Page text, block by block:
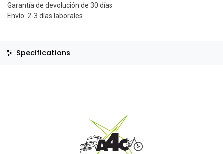
Garantía de devolución de 30 días
Envío: 2-3 días laborales
Specifications